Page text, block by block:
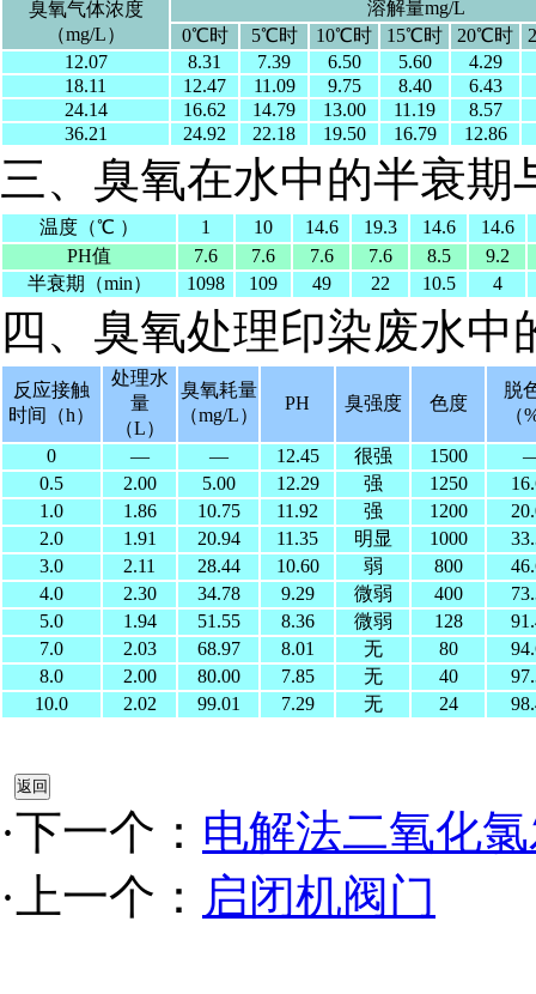
臭氧气体浓度
（mg/L）
溶解量mg/L
0℃时
5℃时 10℃时 15℃时 20℃时
12.07
8.31 7.39 6.50 5.60
4.29
18.11
12.47 11.09 9.75 8.40
6.43
24.14
16.62 14.79 13.00 11.19
8.57
36.21
24.92 22.18 19.50 16.79 12.86
三、臭氧在水中的半衰期
温度（℃ ） 1 10 14.6 19.3 14.6
14.6
PH值
7.6 7.6 7.6 7.6 8.5
9.2
半衰期（min）
1098 109 49 22 10.5 4
四、臭氧处理印染废水中
反应接触
时间（h）
处理水
量
（L）
臭氧耗量
（mg/L）
PH 臭强度 色度
脱
（
0
— — 12.45 很强 1500
0.5
2.00 5.00 12.29 强 1250
1.0
1.86 10.75 11.92 强 1200
2.0
1.91 20.94 11.35 明显 1000
3.0
2.11 28.44 10.60 弱 800
4.0
2.30 34.78 9.29 微弱 400
5.0
1.94 51.55 8.36 微弱 128
7.0
2.03 68.97 8.01 无 80
8.0
2.00 80.00 7.85 无 40
10.0
2.02 99.01 7.29 无 24
·下一个： 电解法二氧化
·上一个： 启闭机阀门